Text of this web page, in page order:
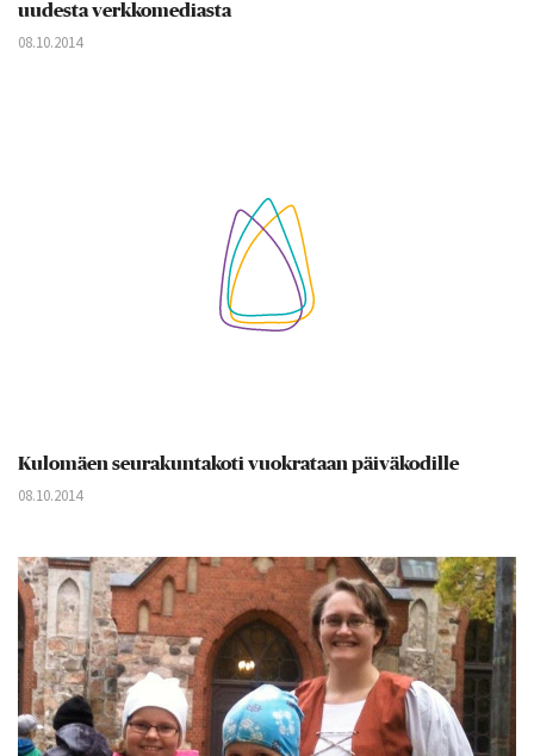
uudesta verkkomediasta
08.10.2014
Kulomäen seurakuntakoti vuokrataan päiväkodille
08.10.2014